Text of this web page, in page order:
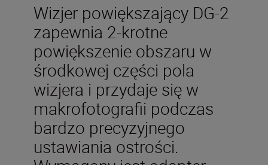
Wizjer powiększający DG-2
zapewnia 2-krotne
powiększenie obszaru w
środkowej części pola
wizjera i przydaje się w
makrofotografii podczas
bardzo precyzyjnego
ustawiania ostrości.